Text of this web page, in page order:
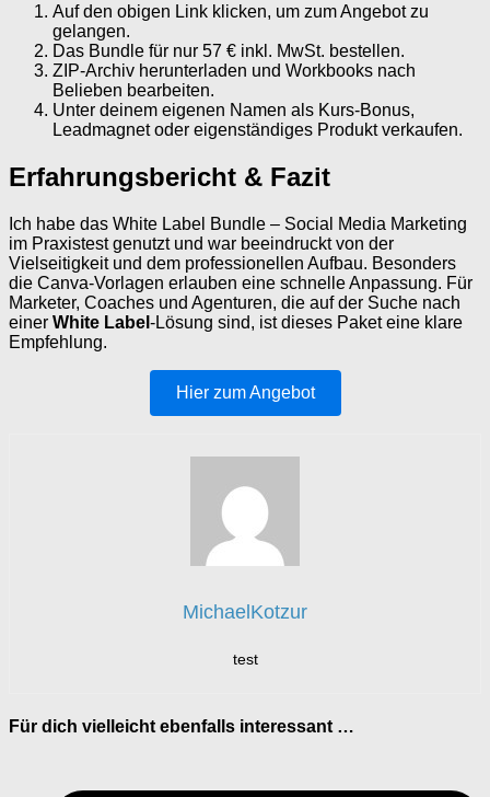
Auf den obigen Link klicken, um zum Angebot zu
gelangen.
Das Bundle für nur 57 € inkl. MwSt. bestellen.
ZIP-Archiv herunterladen und Workbooks nach
Belieben bearbeiten.
Unter deinem eigenen Namen als Kurs-Bonus,
Leadmagnet oder eigenständiges Produkt verkaufen.
Erfahrungsbericht & Fazit
Ich habe das White Label Bundle – Social Media Marketing
im Praxistest genutzt und war beeindruckt von der
Vielseitigkeit und dem professionellen Aufbau. Besonders
die Canva-Vorlagen erlauben eine schnelle Anpassung. Für
Marketer, Coaches und Agenturen, die auf der Suche nach
einer White Label -Lösung sind, ist dieses Paket eine klare
Empfehlung.
Hier zum Angebot
MichaelKotzur
test
Für dich vielleicht ebenfalls interessant …